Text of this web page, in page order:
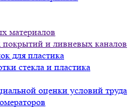
материалов
и ливневых каналов
для пластика
стекла и пластика
оценки условий труда